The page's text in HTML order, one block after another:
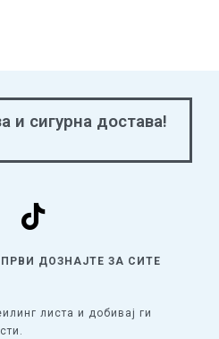
и сигурна достава!
ДОЗНАЈТЕ ЗА СИТЕ
листа и добивај ги